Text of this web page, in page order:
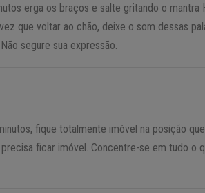
erga os braços e salte gritando o mantra
que voltar ao chão, deixe o som dessas
segure sua expressão.
fique totalmente imóvel na posição
ficar imóvel. Concentre-se em tudo o